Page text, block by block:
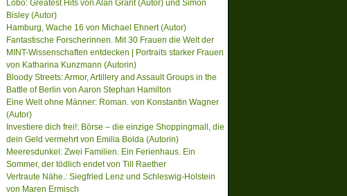
Lobo: Greatest Hits von Alan Grant (Autor) und Simon
Bisley (Autor)
Hamburg, Wache 16 von Michael Ehnert (Autor)
Fantastische Forscherinnen. Mit 30 Frauen die Welt der
MINT-Wissenschaften entdecken | Portraits starker Frauen
von Katharina Kunzmann (Autorin)
Bloody Streets: Armor, Artillery and Assault Groups in the
Battle of Berlin von Aaron Stephan Hamilton
Eine Welt ohne Männer: Roman. von Konstantin Wagner
(Autor)
Investiere dich frei!: Börse – die einzige Shoppingmall, die
dein Geld vermehrt von Emilia Bolda (Autorin)
Meeresdunkel: Zwei Familien. Ein Ferienhaus. Ein
Sommer, der tödlich endet von Till Raether
Vertraute Nähe.: Siegfried Lenz und Schleswig-Holstein
von Maren Ermisch